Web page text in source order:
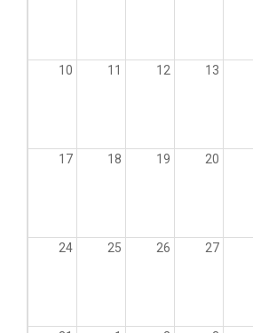
10 11 12 13
17 18 19 20
24 25 26 27